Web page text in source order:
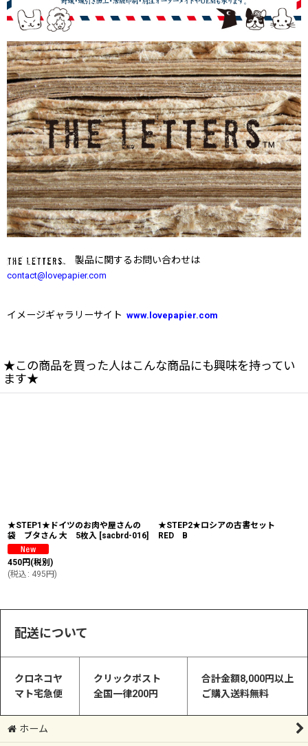
製品に関するお問い合わせは
contact@lovepapier.com
イメージギャラリーサイト www.lovepapier.com
★この商品を買った人はこんな商品にも興味を持ってい
ます★
★STEP1★ドイツのお肉や屋さんの
袋 ブタさん 大 5枚入 [sacbrd-016]
450円 (税別)
(税込 : 495 円)
★STEP2★ロシアの古書セット
RED B
配送について
クロネコヤ
マト宅急便
クリックポスト
全国一律200円
合計金額8,000円以上
ご購入送料無料
ホーム